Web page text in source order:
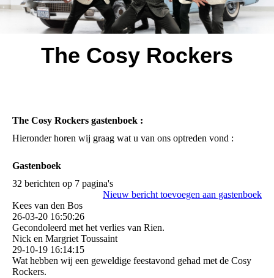
The Cosy Rockers
The Cosy Rockers gastenboek :
Hieronder horen wij graag wat u van ons optreden vond :
Gastenboek
32 berichten op 7 pagina's
Nieuw bericht toevoegen aan gastenboek
Kees van den Bos
26-03-20 16:50:26
Gecondoleerd met het verlies van Rien.
Nick en Margriet Toussaint
29-10-19 16:14:15
Wat hebben wij een geweldige feestavond gehad met de Cosy
Rockers.